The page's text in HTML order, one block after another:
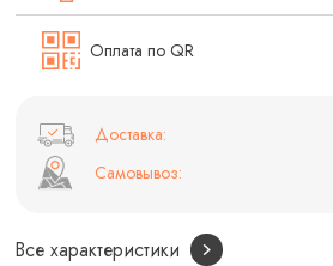
Оплата по QR
Доставка:
Самовывоз:
Все характеристики